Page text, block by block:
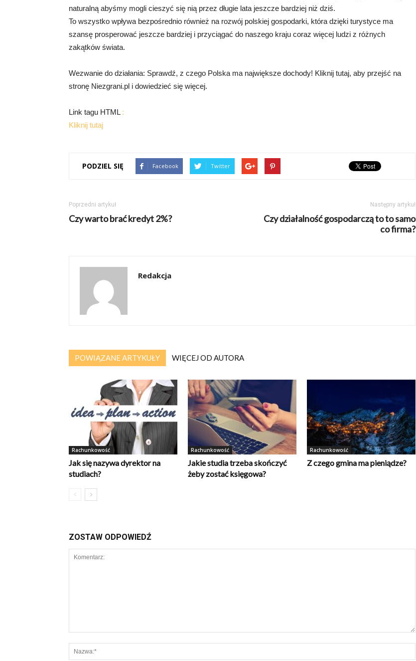
naturalną abyśmy mogli cieszyć się nią przez długie lata jeszcze bardziej niż dziś.
To wszystko wpływa bezpośrednio również na rozwój polskiej gospodarki, która dzięki turystyce ma
szansę prosperować jeszcze bardziej i przyciągać do naszego kraju coraz więcej ludzi z różnych
zakątków świata.
Wezwanie do działania: Sprawdź, z czego Polska ma największe dochody! Kliknij tutaj, aby przejść na
stronę Niezgrani.pl i dowiedzieć się więcej.
Link tagu HTML :
Kliknij tutaj
PODZIEL SIĘ Facebook Twitter
Poprzedni artykuł
Czy warto brać kredyt 2%?
Następny artykuł
Czy działalność gospodarczą to to samo
co firma?
Redakcja
POWIĄZANE ARTYKUŁY WIĘCEJ OD AUTORA
Rachunkowość
Jak się nazywa dyrektor na
studiach?
Rachunkowość
Jakie studia trzeba skończyć
żeby zostać księgowa?
Rachunkowość
Z czego gmina ma pieniądze?
ZOSTAW ODPOWIEDŹ